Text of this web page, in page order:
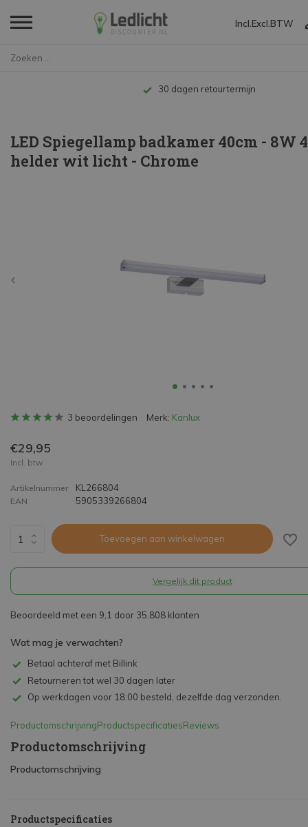
Incl. Excl. BTW
Tot 10 jaar garantie
LED Spiegellamp badkamer 40cm - 8W
helder wit licht - Chrome
3 beoordelingen Merk: Kanlux
€29,95
Incl. btw
Artikelnummer KL266804
EAN 5905339266804
Toevoegen aan winkelwagen
Vergelijk dit product
Beoordeeld met een 9,1 door 35.808 klanten
Wat mag je verwachten?
Betaal achteraf met Billink
Retourneren tot wel 30 dagen later
Op werkdagen voor 18:00 besteld, dezelfde dag verzonden.
ProductomschrijvingProductspecificatiesReviews
Productomschrijving
Productomschrijving
Productspecificaties